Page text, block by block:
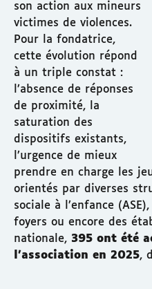
son action aux mineurs
victimes de violences.
Pour la fondatrice,
cette évolution répond
à un triple constat :
l’absence de réponses
de proximité, la
saturation des
dispositifs existants,
l’urgence de mieux
prendre en charge les
orientés par diverses
sociale à l’enfance
foyers ou encore des
nationale, 395 ont été
l’association en 2025,